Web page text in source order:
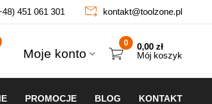
451 061 301 kontakt@toolzone.pl
Moje konto
0,00 zł
Mój koszyk
0
PROMOCJE BLOG KONTAKT